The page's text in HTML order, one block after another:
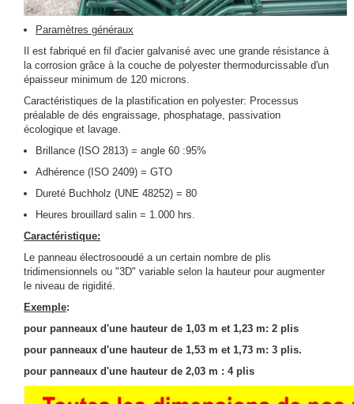
Paramètres généraux
Il est fabriqué en fil d'acier galvanisé avec une grande résistance à
la corrosion grâce à la couche de polyester thermodurcissable d'un
épaisseur minimum de 120 microns.
Caractéristiques de la plastification en polyester: Processus
préalable de dés engraissage, phosphatage, passivation
écologique et lavage.
Brillance (ISO 2813) = angle 60 :95%
Adhérence (ISO 2409) = GTO
Dureté Buchholz (UNE 48252) = 80
Heures brouillard salin = 1.000 hrs.
Caractéristique:
Le panneau électrosooudé a un certain nombre de plis
tridimensionnels ou "3D" variable selon la hauteur pour augmenter
le niveau de rigidité.
Exemple:
pour panneaux d'une hauteur de 1,03 m et 1,23 m: 2 plis
pour panneaux d'une hauteur de 1,53 m et 1,73 m: 3 plis.
pour panneaux d'une hauteur de 2,03 m : 4 plis